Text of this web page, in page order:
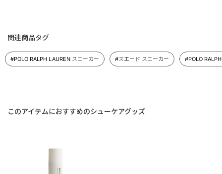
関連商品タグ
#POLO RALPH LAUREN スニーカー #スエード スニーカー #POLO
このアイテムにおすすめのシューケアグッズ